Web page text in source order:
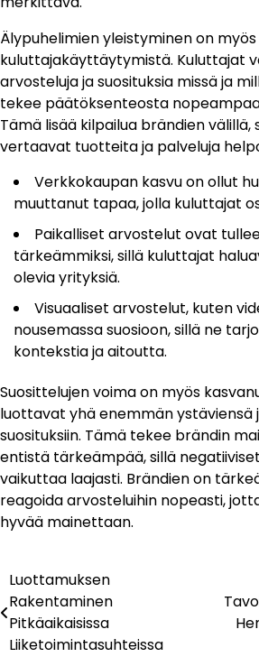
Älypuhelimien yleistyminen on
kuluttajakäyttäytymistä. Kuluttajat
arvosteluja ja suosituksia missä ja
tekee päätöksenteosta
Tämä lisää kilpailua brändien välillä,
vertaavat tuotteita ja palveluja
Verkkokaupan kasvu on ollut
muuttanut tapaa, jolla kuluttajat
Paikalliset arvostelut ovat
tärkeämmiksi, sillä kuluttajat
olevia yrityksiä.
Visuaaliset arvostelut, kuten
nousemassa suosioon, sillä ne
kontekstia ja aitoutta.
Suosittelujen voima on myös
luottavat yhä enemmän ystäviensä
suosituksiin. Tämä tekee brändin
entistä tärkeämpää, sillä
vaikuttaa laajasti. Brändien on
reagoida arvosteluihin nopeasti,
hyvää mainettaan.
Post
navigation
Luottamuksen
Rakentaminen
Pitkäaikaisissa
Liiketoimintasuhteissa